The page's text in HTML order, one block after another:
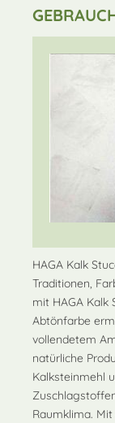
HAGA Kalk
Traditionen,
mit HAGA Kalk
Abtönfarbe
vollendetem
natürliche
Kalksteinmehl
Raumklima.